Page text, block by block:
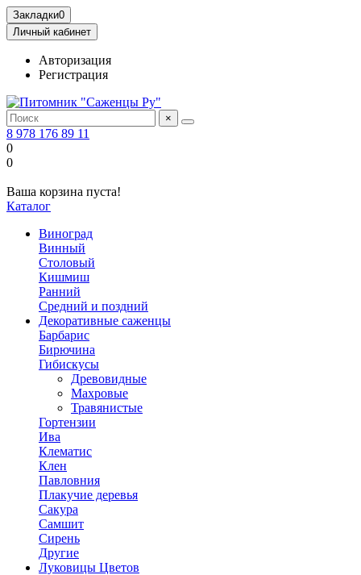
Закладки0
Личный кабинет
Авторизация
Регистрация
×
8 978 176 89 11
0
0
Ваша корзина пуста!
Каталог
Виноград
Винный
Столовый
Кишмиш
Ранний
Средний и поздний
Декоративные саженцы
Барбарис
Бирючина
Гибискусы
Древовидные
Махровые
Травянистые
Гортензии
Ива
Клематис
Клен
Павловния
Плакучие деревья
Сакура
Самшит
Сирень
Другие
Луковицы Цветов